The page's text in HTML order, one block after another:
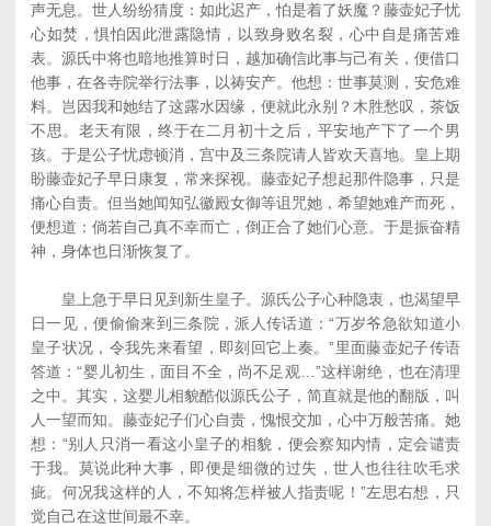
声无息。世人纷纷猜度：如此迟产，怕是着了妖魔？藤壶妃子忧
心如焚，惧怕因此泄露隐情，以致身败名裂，心中自是痛苦难
表。源氏中将也暗地推算时日，越加确信此事与己有关，便借口
他事，在各寺院举行法事，以祷安产。他想：世事莫测，安危难
料。岂因我和她结了这露水因缘，便就此永别？木胜愁叹，茶饭
不思。老天有限，终于在二月初十之后，平安地产下了一个男
孩。于是公子忧虑顿消，宫中及三条院请人皆欢天喜地。皇上期
盼藤壶妃子早日康复，常来探视。藤壶妃子想起那件隐事，只是
痛心自责。但当她闻知弘徽殿女御等诅咒她，希望她难产而死，
便想道：倘若自己真不幸而亡，倒正合了她们心意。于是振奋精
神，身体也日渐恢复了。
皇上急于早日见到新生皇子。源氏公子心种隐衷，也渴望早
日一见，便偷偷来到三条院，派人传话道：“万岁爷急欲知道小
皇子状况，令我先来看望，即刻回它上奏。”里面藤壶妃子传语
答道：“婴儿初生，面目不全，尚不足观…”这样谢绝，也在清理
之中。其实，这婴儿相貌酷似源氏公子，简直就是他的翻版，叫
人一望而知。藤壶妃子们心自责，愧恨交加，心中万般苦痛。她
想：“别人只消一看这小皇子的相貌，便会察知内情，定会谴责
于我。莫说此种大事，即便是细微的过失，世人也往往吹毛求
疵。何况我这样的人，不知将怎样被人指责呢！”左思右想，只
觉自己在这世间最不幸。